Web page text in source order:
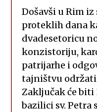
Došavši u Rim
proteklih dana
dvadesetoricu
konzistoriju,
patrijarhe i
tajništvu
Zaključak će biti
bazilici sv.